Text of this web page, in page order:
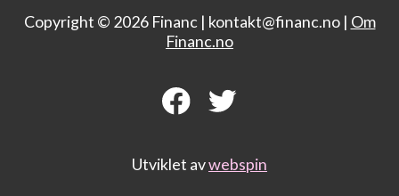
Copyright © 2026 Financ | kontakt@financ.no | Om
Financ.no
Utviklet avwebspin